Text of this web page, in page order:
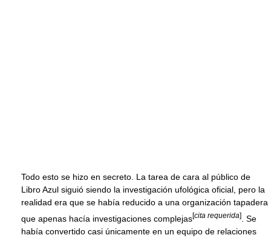
Todo esto se hizo en secreto. La tarea de cara al público de
Libro Azul siguió siendo la investigación ufológica oficial, pero la
realidad era que se había reducido a una organización tapadera
que apenas hacía investigaciones complejas[cita requerida]
. Se
había convertido casi únicamente en un equipo de relaciones